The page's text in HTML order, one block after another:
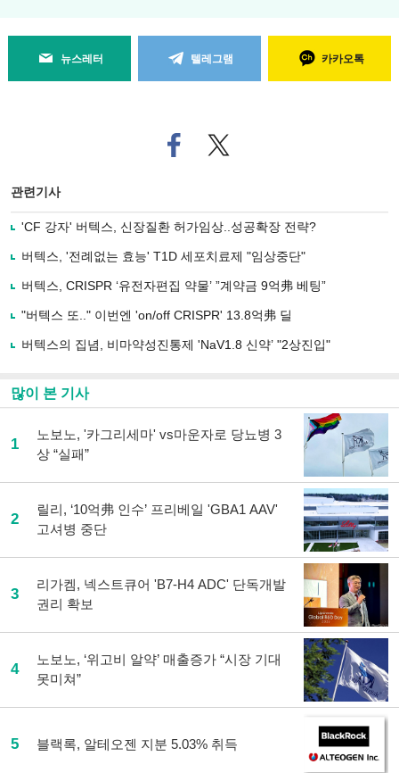
뉴스레터 텔레그램 카카오톡
페
이
로
기
사
유
기
트위
터로
관련기사
'CF 강자' 버텍스, 신장질환 허가임상..성공확장 전략?
버텍스, '전례없는 효능' T1D 세포치료제 "임상중단"
버텍스, CRISPR ‘유전자편집 약물’ ”계약금 9억弗 베팅”
"버텍스 또.." 이번엔 'on/off CRISPR' 13.8억弗 딜
버텍스의 집념, 비마약성진통제 'NaV1.8 신약’ "2상진입"
많이 본 기사
1
노보노, '카그리세마' vs마운자로 당뇨병 3
상 “실패”
2
릴리, ‘10억弗 인수’ 프리베일 'GBA1 AAV'
고셔병 중단
3
리가켐, 넥스트큐어 'B7-H4 ADC' 단독개발
권리 확보
4
노보노, ‘위고비 알약’ 매출증가 “시장 기대
못미쳐”
5 블랙록, 알테오젠 지분 5.03% 취득